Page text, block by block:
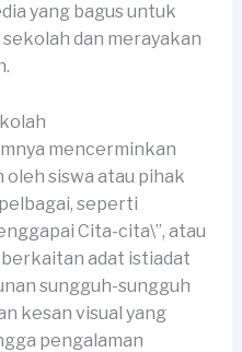
yang bagus untuk
dan merayakan
mencerminkan
siswa atau pihak
seperti
Cita-cita\”, atau
adat istiadat
sungguh-sungguh
kesan visual yang
pengalaman